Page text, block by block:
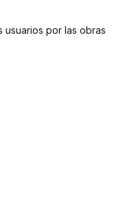
usuarios por las obras